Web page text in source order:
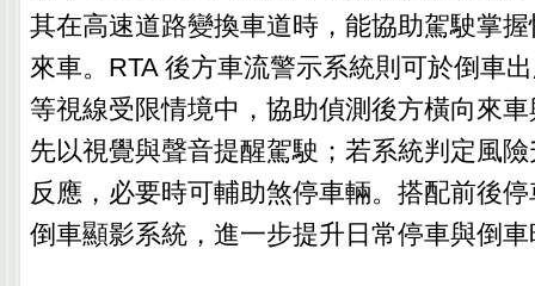
其在高速道路變換車道時，能協助駕駛掌
來車。RTA 後方車流警示系統則可於倒車
等視線受限情境中，協助偵測後方橫向來
先以視覺與聲音提醒駕駛；若系統判定風
反應，必要時可輔助煞停車輛。搭配前後
倒車顯影系統，進一步提升日常停車與倒